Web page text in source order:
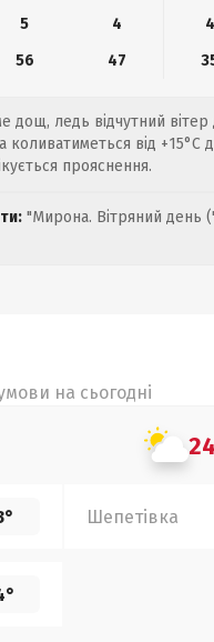
5 4 4
56 47
дощ, ледь відчутний
коливатиметься від
прояснення.
"Мирона. Вітряний день
на сьогодні
Шепетівка